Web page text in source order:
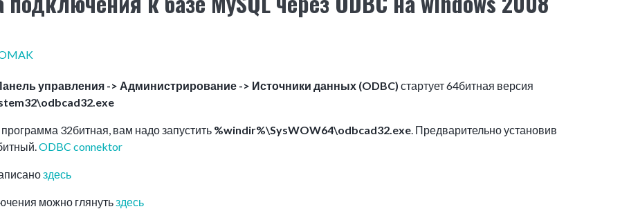
управления -> Администрирование -> Источники данных (ODBC) стартует 64битная версия
32битная, вам надо запустить %windir%\SysWOW64\odbcad32.exe . Предварительно установив
ODBC connektor
здесь
можно глянутьздесь